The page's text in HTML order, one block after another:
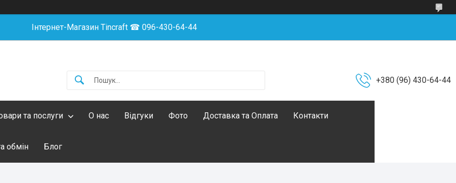
Інтернет-Магазин Tincraft ☎︎ 096-430-64-44
+380 (96) 430-64-44
та послуги О нас Відгуки Фото Доставка та Оплата Контакти
обмін Блог